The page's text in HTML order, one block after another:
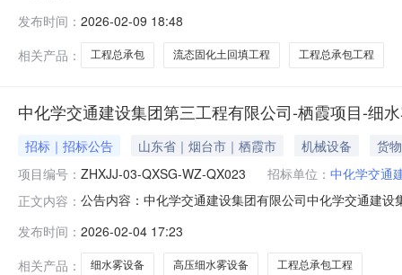
发布时间： 2026-02-09 18:48
相关产品：
工程总承包 流态固化土回填工程 工程总承包工程
中化学交通建设集团第三工程有限公司-栖霞项目-细
招标｜招标公告 山东省｜烟台市｜栖霞市 机械设备
货物
项目编号： ZHXJJ-03-QXSG-WZ-QX023 招标单位： 中化学交通
正文内容： 公告内容：中化学交通建设集团有限公司中化学交通建
QX023）建设资金已落实，项目所需主要材料（见附表
总承包（一期）项
发布时间： 2026-02-04 17:23
相关产品：
细水雾设备 高压细水雾设备 工程总承包工程